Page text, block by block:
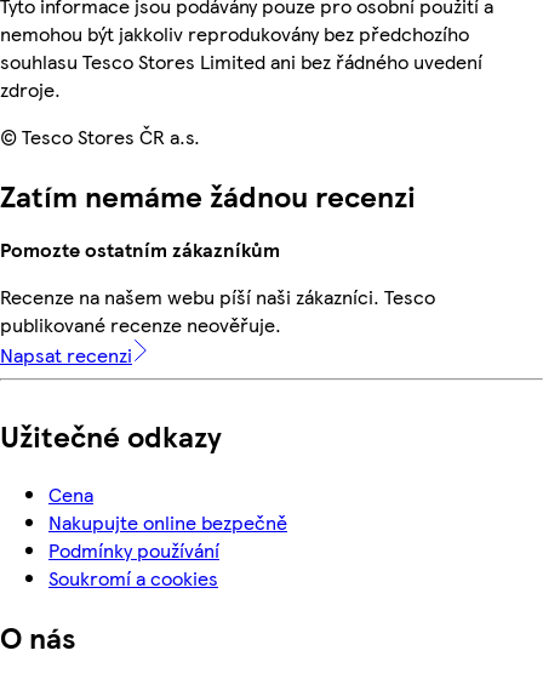
nemohou být jakkoliv reprodukovány bez předchozího
souhlasu Tesco Stores Limited ani bez řádného uvedení
zdroje.
© Tesco Stores ČR a.s.
Zatím nemáme žádnou recenzi
Pomozte ostatním zákazníkům
Recenze na našem webu píší naši zákazníci. Tesco
publikované recenze neověřuje.
Napsat recenzi
Užitečné odkazy
Cena
Nakupujte online bezpečně
Podmínky používání
Soukromí a cookies
O nás